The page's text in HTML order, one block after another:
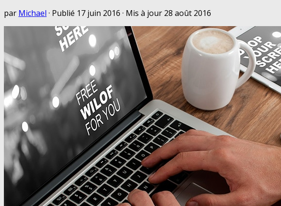
par Michael · Publié 17 juin 2016 · Mis à jour 28 août 2016